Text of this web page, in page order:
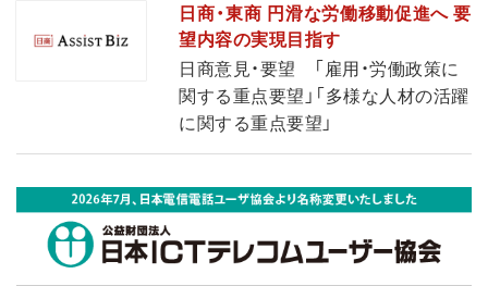
日商・東商 円滑な労働移動促進へ 要
望内容の実現目指す
日商意見・要望 「雇用・労働政策に
関する重点要望」「多様な人材の活躍
に関する重点要望」